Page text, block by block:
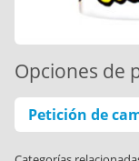
Opciones de
Petición de